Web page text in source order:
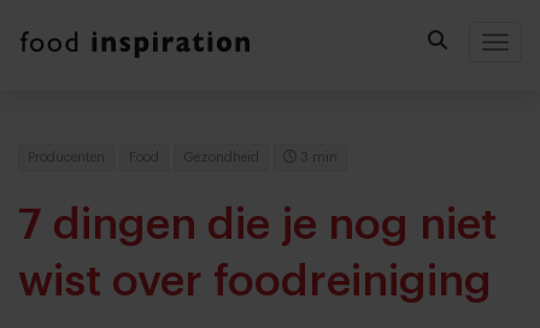
Producenten Food Gezondheid 3 min
7 dingen die je nog niet
wist over foodreiniging